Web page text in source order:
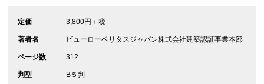
定価 3,800円＋税
著者名 ビューローベリタスジャパン株式会社建築認証事業本部
ページ数 312
判型 B５判